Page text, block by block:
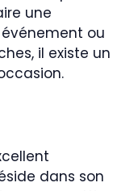
une
ou
il existe un
dans son